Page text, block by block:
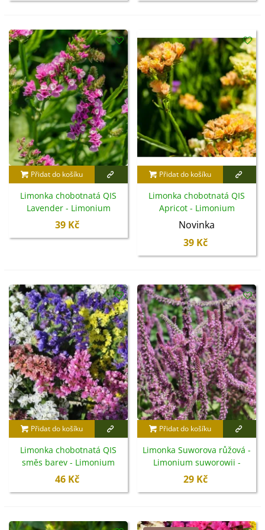
Přidat do košíku
Limonka chobotnatá QIS
Lavender - Limonium
sinuatum - semena - 30 ks
39 Kč
Přidat do košíku
Limonka chobotnatá QIS
Apricot - Limonium
sinuatum - semena - 30 ks
Novinka
39 Kč
Přidat do košíku
Limonka chobotnatá QIS
směs barev - Limonium
sinuatum - semena - 50 ks
46 Kč
Přidat do košíku
Limonka Suworova růžová -
Limonium suworowii -
semena - 600 ks
29 Kč